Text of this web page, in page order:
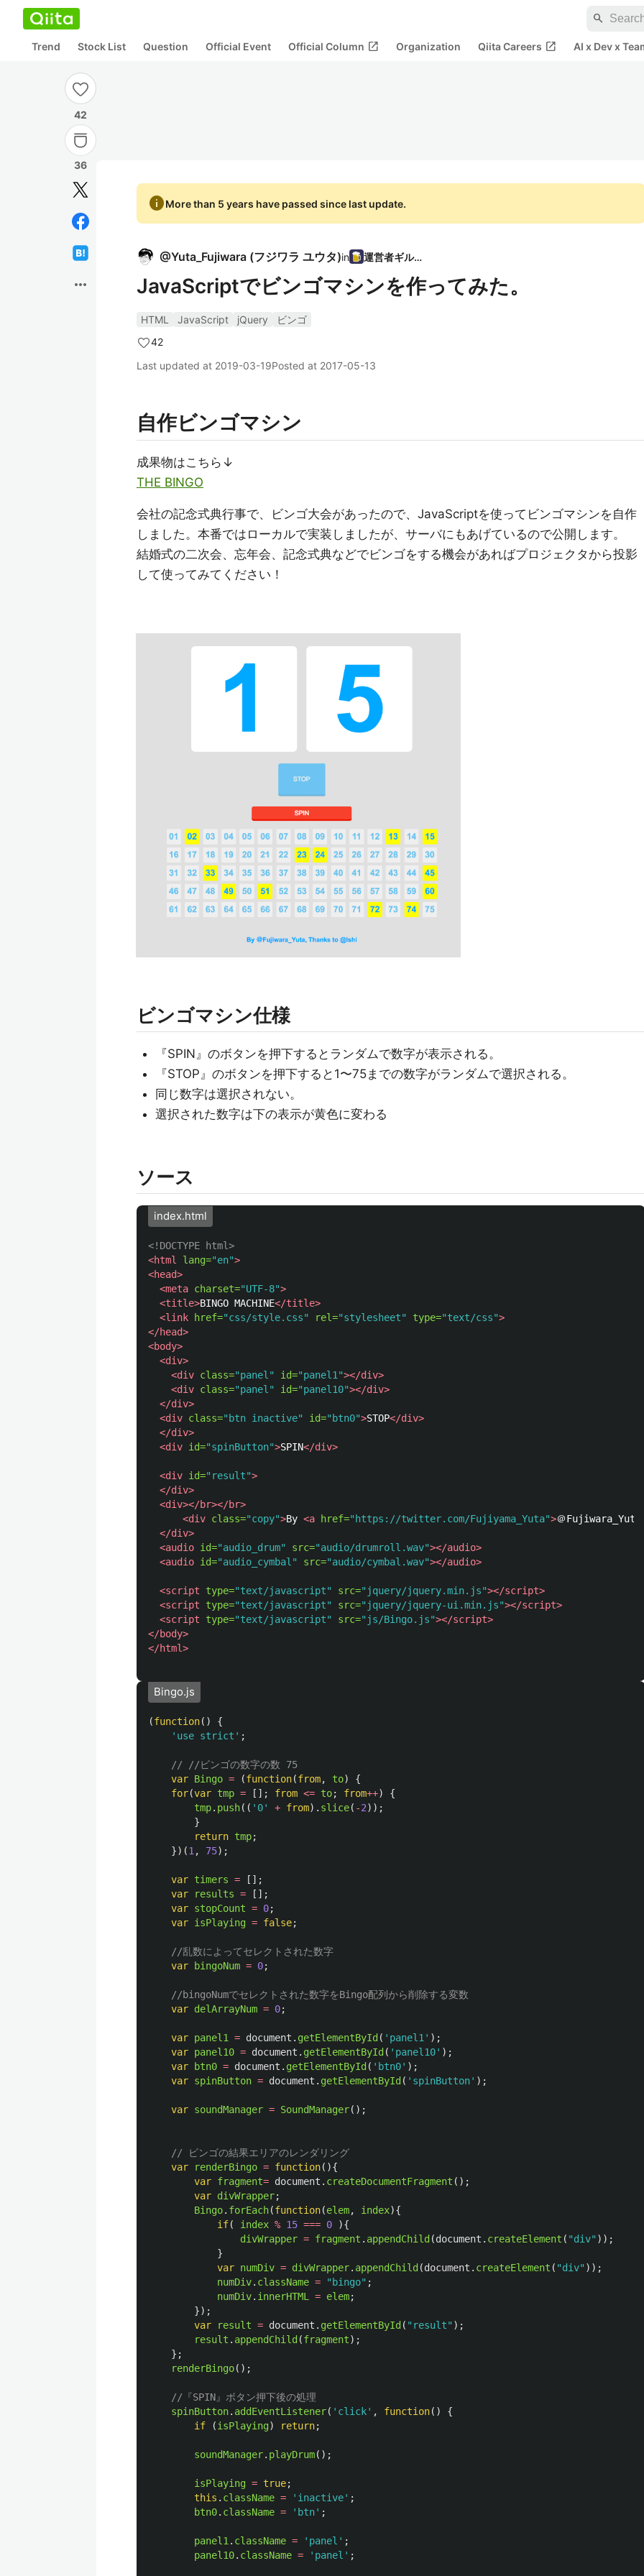
search
Trend Stock List Question Official Event Official Column open_in_new Organization Qiita Careers open_in_new AI x Dev x
42
36
more_horiz
infoMore than 5 years have passed since last update.
@Yuta_Fujiwara (フジワラ ユウタ)in 運営者ギルド
JavaScriptでビンゴマシンを作ってみた。
HTML JavaScript jQuery
ビンゴ
42
Last updated at 2019-03-19Posted at 2017-05-13
自作ビンゴマシン
成果物はこちら↓
THE BINGO
会社の記念式典行事で、ビンゴ大会があったので、JavaScriptを使ってビンゴマシンを自作
しました。本番ではローカルで実装しましたが、サーバにもあげているので公開します。
結婚式の二次会、忘年会、記念式典などでビンゴをする機会があればプロジェクタから投影
して使ってみてください！
ビンゴマシン仕様
『SPIN』のボタンを押下するとランダムで数字が表示される。
『STOP』のボタンを押下すると1〜75までの数字がランダムで選択される。
同じ数字は選択されない。
選択された数字は下の表示が黄色に変わる
ソース
index.html
<!DOCTYPE html>
<html
lang="en">
<head>
<meta charset="UTF-8">
<title>BINGO MACHINE</title>
<link
href="css/style.css" rel="stylesheet" type="text/css">
</head>
<body>
<div>
<div class="panel" id="panel1"></div>
<div class="panel" id="panel10"></div>
</div>
<div class="btn inactive" id="btn0">STOP</div>
</div>
<div id="spinButton">SPIN</div>
<div id="result">
</div>
<div></br></br>
<div class="copy">By <a href="https://twitter.com/Fujiyama_Yuta">＠Fujiwara_Yuta
</div>
<audio id="audio_drum" src="audio/drumroll.wav"></audio>
<audio id="audio_cymbal" src="audio/cymbal.wav"></audio>
<script type="text/javascript" src="jquery/jquery.min.js"></script>
<script type="text/javascript" src="jquery/jquery-ui.min.js"></script>
<script type="text/javascript" src="js/Bingo.js"></script>
</body>
</html>
Bingo.js
(function()
{
' use strict ' ;
// //ビンゴの数字の数 75
var Bingo = (function(from, to)
{
for(var tmp = []; from <= to; from++)
{
tmp. push(( ' 0' + from). slice( -2));
}
return tmp;
})(1 , 75);
var timers =
[];
var
results =
[];
var stopCount = 0;
var isPlaying = false;
//乱数によってセレクトされた数字
var
bingoNum = 0;
//bingoNumでセレクトされた数字をBingo配列から削除する変数
var delArrayNum = 0;
var panel1 = document . getElementById ( ' panel1 ' );
var panel10 = document . getElementById ( ' panel10' );
var
btn0 = document . getElementById ( ' btn0' );
var spinButton = document . getElementById ( ' spinButton' );
var soundManager = SoundManager();
// ビンゴの結果エリアのレンダリング
var
renderBingo = function(){
var fragment= document . createDocumentFragment ();
var divWrapper;
Bingo. forEach(function(elem, index){
if( index % 15 === 0
){
divWrapper = fragment . appendChild (document . createElement ( "div" ));
}
var numDiv = divWrapper. appendChild (document . createElement ( "div" ));
numDiv. className = " bingo" ;
numDiv. innerHTML = elem;
});
var
result = document . getElementById ( " result" );
result . appendChild (fragment);
};
renderBingo();
//『SPIN』ボタン押下後の処理
spinButton. addEventListener( ' click' , function()
{
if
(isPlaying) return;
soundManager. playDrum();
isPlaying = true;
this . className = ' inactive' ;
btn0. className = ' btn' ;
panel1 . className = ' panel ' ;
panel10. className = ' panel ' ;